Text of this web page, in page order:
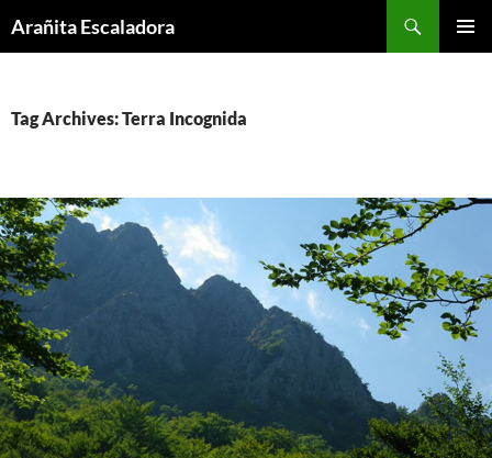
toArañita Escaladora
Tag Archives: Terra Incognida